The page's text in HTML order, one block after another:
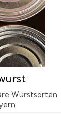
Wurstsorten